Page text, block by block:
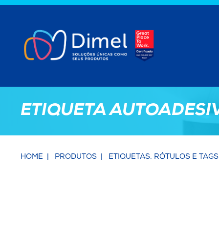
ETIQUETA
HOME PRODUTOS ETIQUETAS, RÓTULOS E TAGS